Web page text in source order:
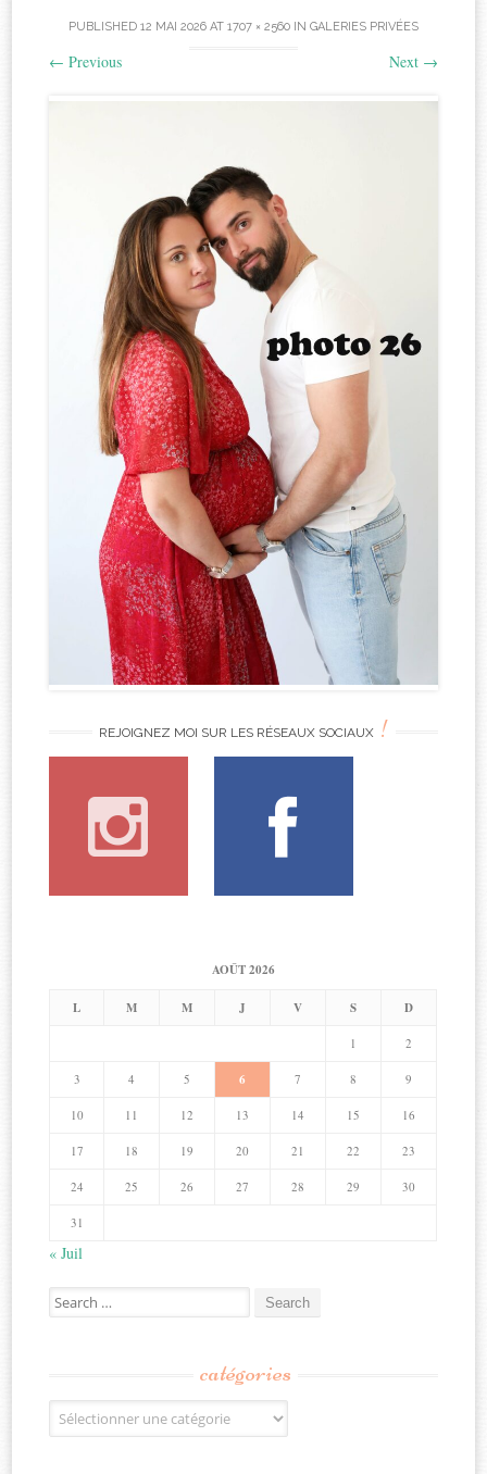
PUBLISHED 12 MAI 2026 AT 1707 × 2560 IN GALERIES PRIVÉES
← Previous Next →
REJOIGNEZ MOI SUR LES RÉSEAUX SOCIAUX !
AOÛT 2026
L M M J V S D
1 2
3 4 5 6 7 8 9
10 11 12 13 14 15 16
17 18 19 20 21 22 23
24 25 26 27 28 29 30
31
« Juil
Search
for:
catégories
Catégories